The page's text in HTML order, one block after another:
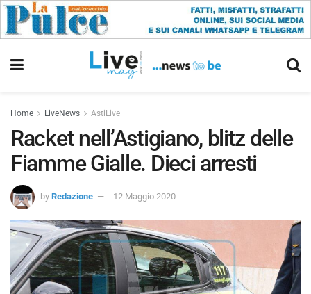
Home LiveNews AstiLive
Racket nell’Astigiano, blitz delle
Fiamme Gialle. Dieci arresti
by Redazione 12 Maggio 2020